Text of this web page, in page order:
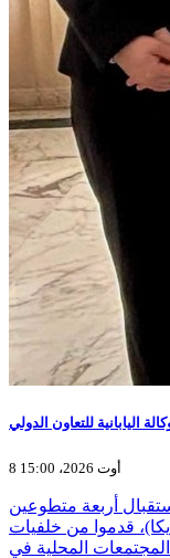
اليابانية للتعاون الدولي
8 أوت 2026، 15:00
أربعة متطوعين
قدموا من خلفيات